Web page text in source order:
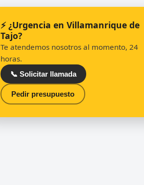
⚡ ¿Urgencia en Villamanrique de
Tajo?
Te atendemos nosotros al momento, 24
horas.
📞 Solicitar llamada
Pedir presupuesto